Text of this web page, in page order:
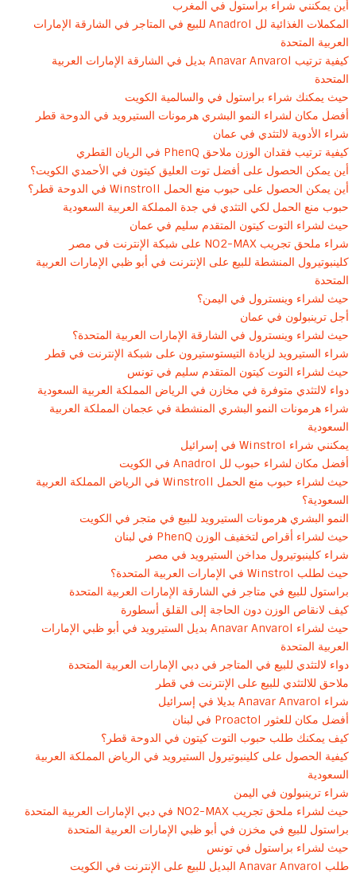
أين يمكنني شراء براستول في المغرب
المكملات الغذائية لل Anadrol للبيع في المتاجر في الشارقة الإمارات
العربية المتحدة
كيفية ترتيب Anavar Anvarol بديل في الشارقة الإمارات العربية
المتحدة
حيث يمكنك شراء براستول في والسالمية الكويت
أفضل مكان لشراء النمو البشري هرمونات الستيرويد في الدوحة قطر
شراء الأدوية لالتثدي في عمان
كيفية ترتيب فقدان الوزن ملاحق PhenQ في الريان القطري
أين يمكن الحصول على أفضل توت العليق كيتون في الأحمدي الكويت؟
أين يمكن الحصول على حبوب منع الحمل Winstroll في الدوحة قطر؟
حبوب منع الحمل لكي التثدي في جدة المملكة العربية السعودية
حيث لشراء التوت كيتون المتقدم سليم في عمان
شراء ملحق تجريب NO2-MAX على شبكة الإنترنت في مصر
كلينبوتيرول المنشطة للبيع على الإنترنت في أبو ظبي الإمارات العربية
المتحدة
حيث لشراء وينسترول في اليمن؟
أجل ترينبولون في عمان
حيث لشراء وينسترول في الشارقة الإمارات العربية المتحدة؟
شراء الستيرويد لزيادة التيستوستيرون على شبكة الإنترنت في قطر
حيث لشراء التوت كيتون المتقدم سليم في تونس
دواء لالتثدي متوفرة في مخازن في الرياض المملكة العربية السعودية
شراء هرمونات النمو البشري المنشطة في عجمان المملكة العربية
السعودية
يمكنني شراء Winstrol في إسرائيل
أفضل مكان لشراء حبوب لل Anadrol في الكويت
حيث لشراء حبوب منع الحمل Winstroll في الرياض المملكة العربية
السعودية؟
النمو البشري هرمونات الستيرويد للبيع في متجر في الكويت
حيث لشراء أقراص لتخفيف الوزن PhenQ في لبنان
شراء كلينبوتيرول مداخن الستيرويد في مصر
حيث لطلب Winstrol في الإمارات العربية المتحدة؟
براستول للبيع في متاجر في الشارقة الإمارات العربية المتحدة
كيف لانقاص الوزن دون الحاجة إلى القلق أسطورة
حيث لشراء Anavar Anvarol بديل الستيرويد في أبو ظبي الإمارات
العربية المتحدة
دواء لالتثدي للبيع في المتاجر في دبي الإمارات العربية المتحدة
ملاحق للالتثدي للبيع على الإنترنت في قطر
شراء Anavar Anvarol بديلا في إسرائيل
أفضل مكان للعثور Proactol في لبنان
كيف يمكنك طلب حبوب التوت كيتون في الدوحة قطر؟
كيفية الحصول على كلينبوتيرول الستيرويد في الرياض المملكة العربية
السعودية
شراء ترينبولون في اليمن
حيث لشراء ملحق تجريب NO2-MAX في دبي الإمارات العربية المتحدة
براستول للبيع في مخزن في أبو ظبي الإمارات العربية المتحدة
حيث لشراء براستول في تونس
طلب Anavar Anvarol البديل للبيع على الإنترنت في الكويت